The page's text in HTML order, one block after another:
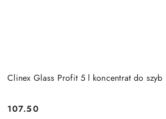
Clinex Glass Profit 5 l koncentrat do szyb
107.50